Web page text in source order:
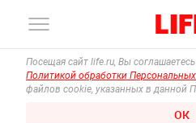
Посещая сайт life.ru, Вы
Политикой обработки
файлов cookie, указанных в данной
ОК